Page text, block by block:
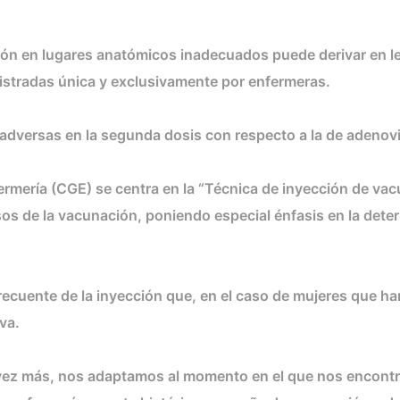
en lugares anatómicos inadecuados puede derivar en
única y exclusivamente por enfermeras.
en la segunda dosis con respecto a la de
(CGE) se centra en la “Técnica de inyección de
de la vacunación, poniendo especial énfasis en la
de la inyección que, en el caso de mujeres que
más, nos adaptamos al momento en el que nos